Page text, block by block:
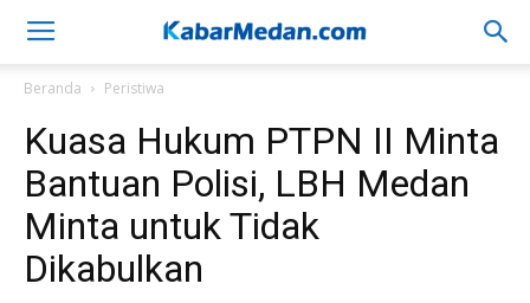
Beranda Peristiwa
Kuasa Hukum PTPN II Minta
Bantuan Polisi, LBH Medan
Minta untuk Tidak
Dikabulkan